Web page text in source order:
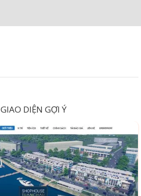
GIAO DIỆN GỢI Ý